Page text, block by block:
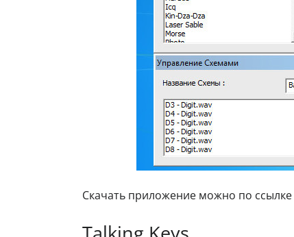
Скачать приложение можно по ссылке